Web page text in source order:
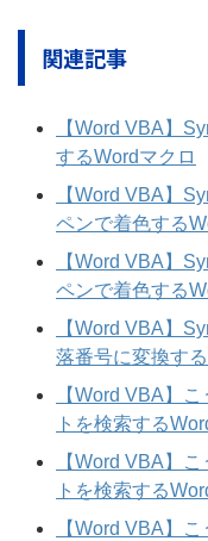
関連記事
【Word VBA】
するWordマクロ
【Word VBA】
ペンで着色する
【Word VBA】
ペンで着色する
【Word VBA】
落番号に変換す
【Word VBA】
トを検索する
【Word VBA】
トを検索する
【Word VBA】